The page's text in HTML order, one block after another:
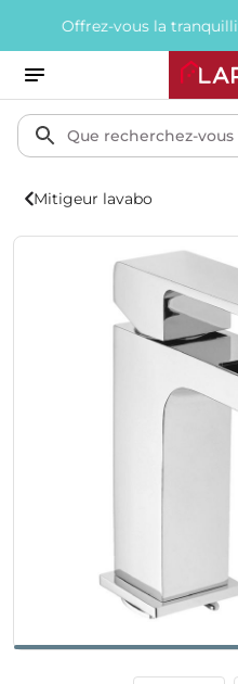
vous la tranquillité avant
Mitigeur lavabo